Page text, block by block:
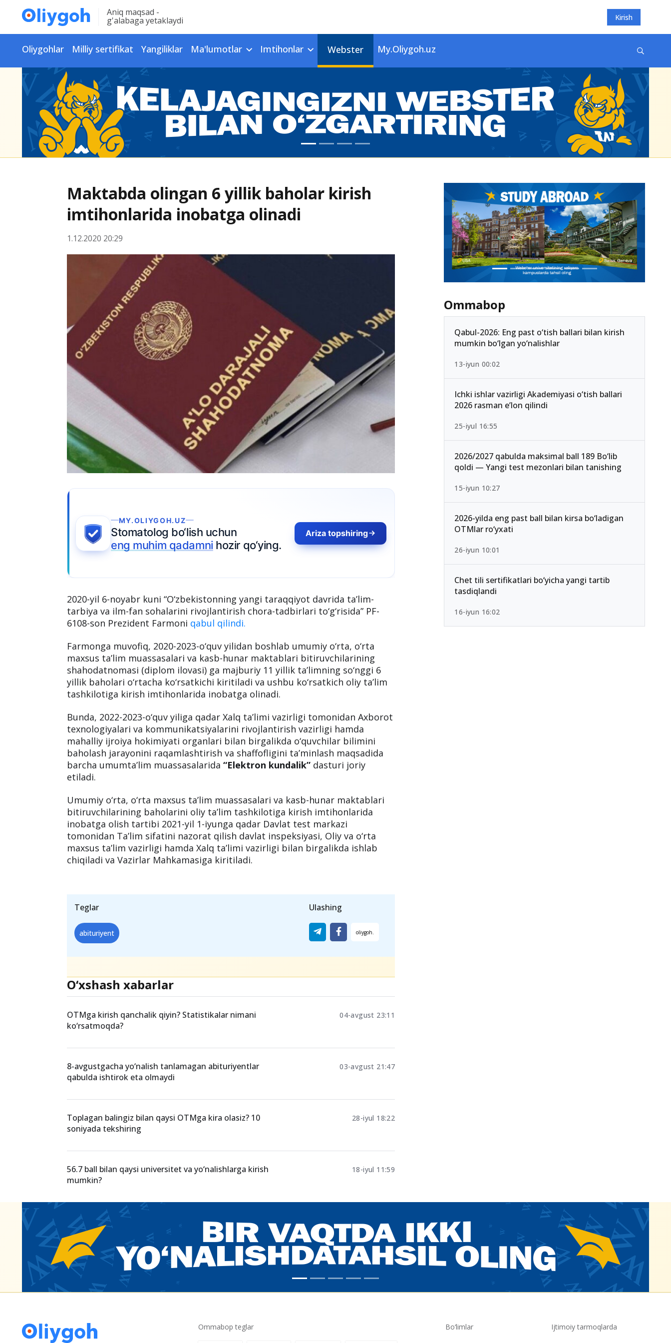
Aniq maqsad -
g'alabaga yetaklaydi Kirish
Oliygohlar Milliy sertifikat Yangiliklar Ma'lumotlar Imtihonlar Webster My.Oliygoh.uz
Maktabda olingan 6 yillik baholar kirish
imtihonlarida inobatga olinadi
1.12.2020 20:29
hozir qo‘ying.
Ariza topshiring
2020-yil 6-noyabr kuni “O‘zbekistonning yangi taraqqiyot davrida ta’lim-
tarbiya va ilm-fan sohalarini rivojlantirish chora-tadbirlari to‘g‘risida” PF-
6108-son Prezident Farmoniqabul qilindi.
Farmonga muvofiq, 2020-2023-o‘quv yilidan boshlab umumiy o‘rta, o‘rta
maxsus ta’lim muassasalari va kasb-hunar maktablari bitiruvchilarining
shahodatnomasi (diplom ilovasi) ga majburiy 11 yillik ta’limning so‘nggi 6
yillik baholari o‘rtacha ko‘rsatkichi kiritiladi va ushbu ko‘rsatkich oliy ta’lim
tashkilotiga kirish imtihonlarida inobatga olinadi.
texnologiyalari va kommunikatsiyalarini rivojlantirish vazirligi hamda
mahalliy ijroiya hokimiyati organlari bilan birgalikda o‘quvchilar bilimini
baholash jarayonini raqamlashtirish va shaffofligini ta’minlash maqsadida
barcha umumta’lim muassasalarida“Elektron kundalik”dasturi joriy
etiladi.
tomonidan Ta’lim sifatini nazorat qilish davlat inspeksiyasi, Oliy va o‘rta
maxsus ta’lim vazirligi hamda Xalq ta’limi vazirligi bilan birgalikda ishlab
chiqiladi va Vazirlar Mahkamasiga kiritiladi.
Teglar Ulashing
ko‘rsatmoqda?
qabulda ishtirok eta olmaydi
soniyada tekshiring
56.7 ball bilan qaysi universitet va yo‘nalishlarga kirish
mumkin?
18-iyul 11:59
Ommabop
Qabul-2026: Eng past o‘tish ballari bilan kirish
mumkin bo‘lgan yo‘nalishlar
13-iyun 00:02
Ichki ishlar vazirligi Akademiyasi o‘tish ballari
2026 rasman e’lon qilindi
25-iyul 16:55
2026/2027 qabulda maksimal ball 189 Bo‘lib
qoldi — Yangi test mezonlari bilan tanishing
15-iyun 10:27
2026-yilda eng past ball bilan kirsa bo‘ladigan
OTMlar ro‘yxati
26-iyun 10:01
Chet tili sertifikatlari bo‘yicha yangi tartib
tasdiqlandi
16-iyun 16:02